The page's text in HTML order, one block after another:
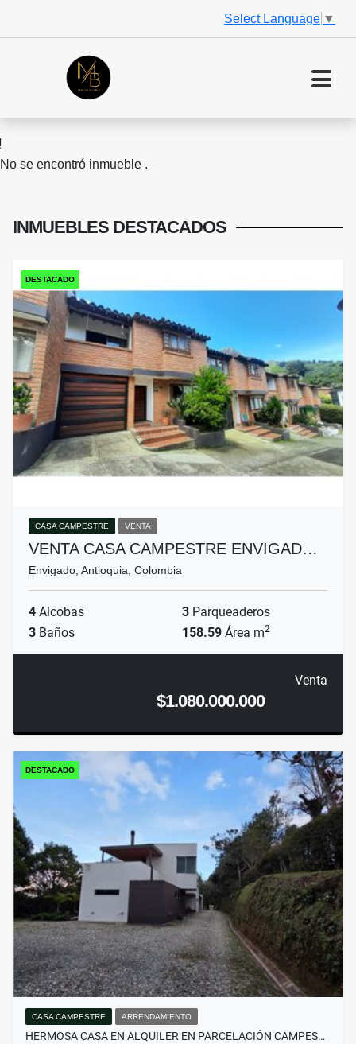
Select Language ▼
No se encontró inmueble .
INMUEBLES DESTACADOS
DESTACADO
CASA CAMPESTRE VENTA
VENTA CASA CAMPESTRE ENVIGAD…
Envigado, Antioquia, Colombia
4 Alcobas 3 Parqueaderos
3 Baños 158.59 Área m2
Venta
$1.080.000.000
DESTACADO
CASA CAMPESTRE ARRENDAMIENTO
HERMOSA CASA EN ALQUILER EN PARCELACIÓN CAMPES…